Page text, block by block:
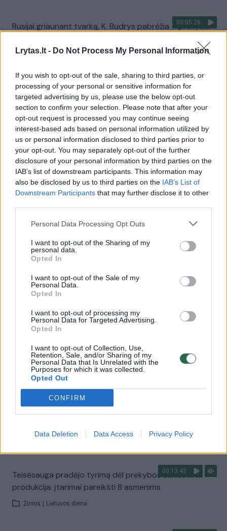
Lrytas.lt - Do Not Process My Personal Information
If you wish to opt-out of the sale, sharing to third parties, or
processing of your personal or sensitive information for
targeted advertising by us, please use the below opt-out
section to confirm your selection. Please note that after your
opt-out request is processed you may continue seeing
interest-based ads based on personal information utilized by
us or personal information disclosed to third parties prior to
your opt-out. You may separately opt-out of the further
disclosure of your personal information by third parties on the
IAB’s list of downstream participants. This information may
also be disclosed by us to third parties on the IAB’s List of
Downstream Participants that may further disclose it to other
Personal Data Processing Opt Outs
I want to opt-out of the Sharing of my
personal data.
Opted In
I want to opt-out of the Sale of my
Personal Data.
Opted In
I want to opt-out of processing my
Personal Data for Targeted Advertising.
Opted In
I want to opt-out of Collection, Use,
Retention, Sale, and/or Sharing of my
Personal Data that Is Unrelated with the
Purposes for which it was collected.
Opted Out
CONFIRM
Data Deletion Data Access Privacy Policy
00:05:26
Rusijai griaunant tvarką, K. Budrys pabrėžia – prekyba
Žinios | Lietuvos diena
00:00:48
D. Trumpas kalbėsis telefonu su Xi Jinpingu: laukia
derybos dėl „TikTok“ ateities
Žinios | Pasaulis
00:04:22
Abejoja D. Trumpo muitų paliaubų tvarumu: karo kirvis
gali būti ir vėl iškastas
Žinios | Lietuvos diena
politiką: „Jis mus įstums į pasaulinę recesiją“
Žinios | Pasaulis
00:00:42
Panamos kanalas pažymėjo svarbų etapą: praplaukė
didžiausias pasaulyje transporto priemonių laivas
Žinios | Pasaulis
Dėl D. Trumpo muitų – Kinijos prekybininkų nuomonės:
kol vieni gūžčioja pečiai, kiti baimės nejaučia
Žinios | Pasaulis
00:13:43
Teisėsauga pradėjo tyrimą dėl prekybos suklastota
produkcija: įtarimai pareikšti 8 asmenims
Žinios Lietuvos diena